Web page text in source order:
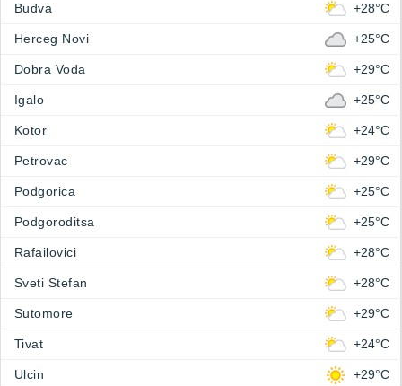
Budva +28°C
Herceg Novi +25°C
Dobra Voda +29°C
Igalo +25°C
Kotor +24°C
Petrovac +29°C
Podgorica +25°C
Podgoroditsa +25°C
Rafailovici +28°C
Sveti Stefan +28°C
Sutomore +29°C
Tivat +24°C
Ulcin +29°C